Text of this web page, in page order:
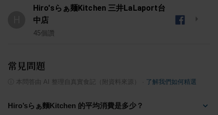
Hiro'sらぁ麺Kitchen 三井LaLaport台
中店
45個讚
常見問題
本問答由 AI 整理自真實食記（附資料來源） 了解我們如何精選
Hiro’sらぁ麵Kitchen 的平均消費是多少？